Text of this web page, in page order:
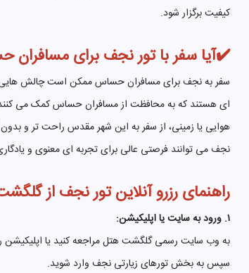
کیفیت برگزار شود.
✔️آیا سفر با تور نجف برای مسافران
سفر به نجف برای مسافران حساس ممکن است چالش هایی به
ای هستند که به محافظت از مسافران حساس کمک می کنند.
هوایی یا زمینی، از سفر به این شهر مقدس راحت تر و بدون
نجف می توانند فرصتی عالی برای تجربه ای معنوی و
راهنمای رزرو آنلاین تور نجف از
۱. ورود به سایت یا اپلیکیشن:
به وب سایت رسمی گلگشت هتل مراجعه کنید یا اپلیکیشن را
سپس به بخش تورهای زیارتی نجف وارد شوید.